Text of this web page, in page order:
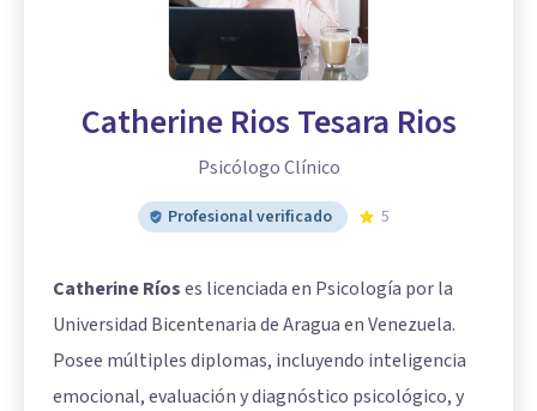
Catherine Rios Tesara Rios
Psicólogo Clínico
Profesional verificado 5
Catherine Ríoses licenciada en Psicología por la
Universidad Bicentenaria de Aragua en Venezuela.
Posee múltiples diplomas, incluyendo inteligencia
emocional, evaluación y diagnóstico psicológico, y